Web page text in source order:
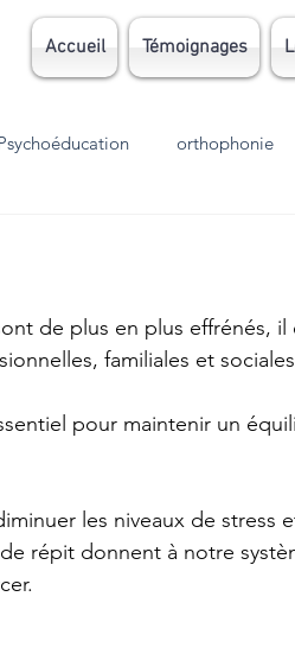
Accueil Témoignages
orthophonie
TDAH dys dyslexie
الوسواس القهري deuil
de plus en plus effrénés, il
familiales et
pour maintenir un
les niveaux de stress
répit donnent à notre